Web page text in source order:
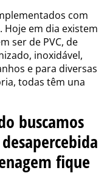
com
Hoje em dia existem
ser de PVC, de
inoxidável,
e para diversas
todas têm una
buscamos
fique